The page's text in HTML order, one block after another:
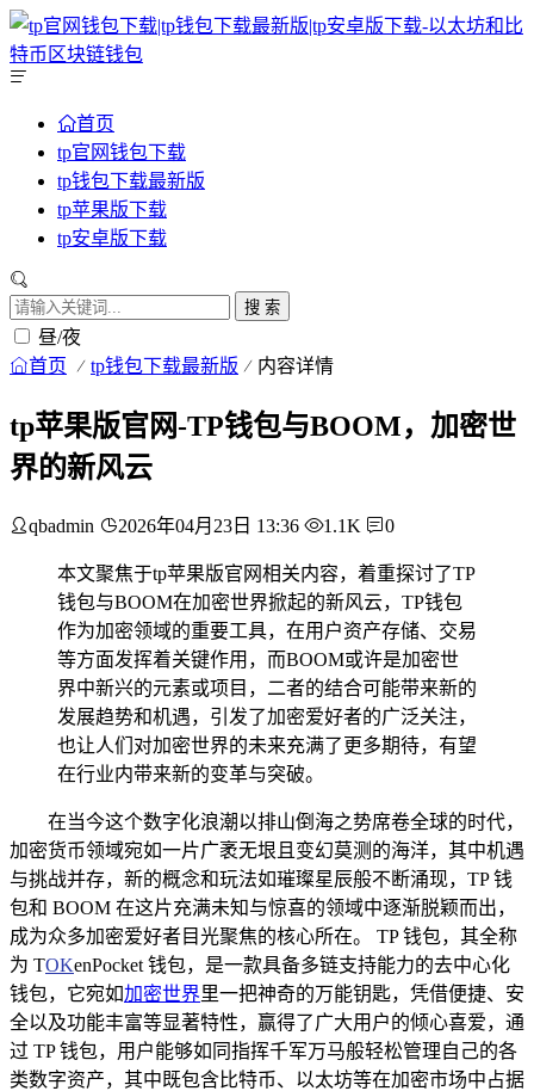
首页
tp官网钱包下载
tp钱包下载最新版
tp苹果版下载
tp安卓版下载
搜 索
昼/夜
首页 tp钱包下载最新版 内容详情
tp苹果版官网-TP钱包与BOOM，加密世
界的新风云
qbadmin 2026年04月23日 13:36 1.1K 0
本文聚焦于tp苹果版官网相关内容，着重探讨了TP
钱包与BOOM在加密世界掀起的新风云，TP钱包
作为加密领域的重要工具，在用户资产存储、交易
等方面发挥着关键作用，而BOOM或许是加密世
界中新兴的元素或项目，二者的结合可能带来新的
发展趋势和机遇，引发了加密爱好者的广泛关注，
也让人们对加密世界的未来充满了更多期待，有望
在行业内带来新的变革与突破。
在当今这个数字化浪潮以排山倒海之势席卷全球的时代，
加密货币领域宛如一片广袤无垠且变幻莫测的海洋，其中机遇
与挑战并存，新的概念和玩法如璀璨星辰般不断涌现，TP 钱
包和 BOOM 在这片充满未知与惊喜的领域中逐渐脱颖而出，
成为众多加密爱好者目光聚焦的核心所在。 TP 钱包，其全称
为 TOKenPocket 钱包，是一款具备多链支持能力的去中心化
钱包，它宛如加密世界里一把神奇的万能钥匙，凭借便捷、安
全以及功能丰富等显著特性，赢得了广大用户的倾心喜爱，通
过 TP 钱包，用户能够如同指挥千军万马般轻松管理自己的各
类数字资产，其中既包含比特币、以太坊等在加密市场中占据